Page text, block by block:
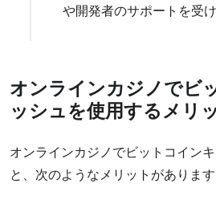
や開発者のサポートを受け
オンラインカジノでビ
ッシュを使用するメリ
オンラインカジノでビットコイン
と、次のようなメリットがあります